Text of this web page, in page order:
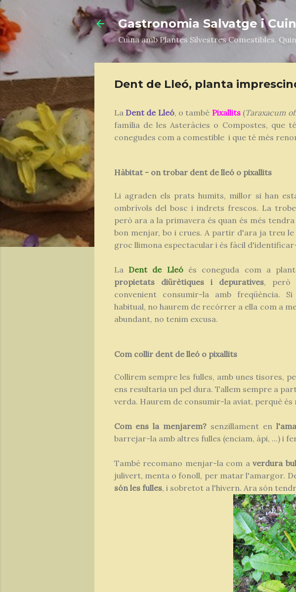
Gastronomia Salvatge i
Cuina amb Plantes Silvestres Comestibles.
Dent de Lleó, planta
La Dent de Lleó, o també Pixallits (Taraxacum
família de les Asteràcies o Compostes, que
conegudes com a comestible i que té més
Hàbitat - on trobar dent de lleó o pixallits
Li agraden els prats humits, millor si han
ombrívols del bosc i indrets frescos. La
però ara a la primavera és quan és més
bon menjar, bo i crues. A partir d'ara ja treu
groc llimona espectacular i és fàcil
La Dent de Lleóés coneguda com a
propietats diürètiques i depuratives, però
convenient consumir-la amb freqüència.
habitual, no haurem de recórrer a ella com a
abundant, no tenim excusa.
Com collir dent de lleó o pixallits
Collirem sempre les fulles, amb unes tisores,
ens resultaria un pel dura. Tallem sempre a
verda. Haurem de consumir-la aviat, perquè
Com ens la menjarem? senzillament en
barrejar-la amb altres fulles (enciam, àpi, ...) i
També recomano menjar-la com a verdura
julivert, menta o fonoll, per matar l'amargor.
són les fulles, i sobretot a l'hivern. Ara són